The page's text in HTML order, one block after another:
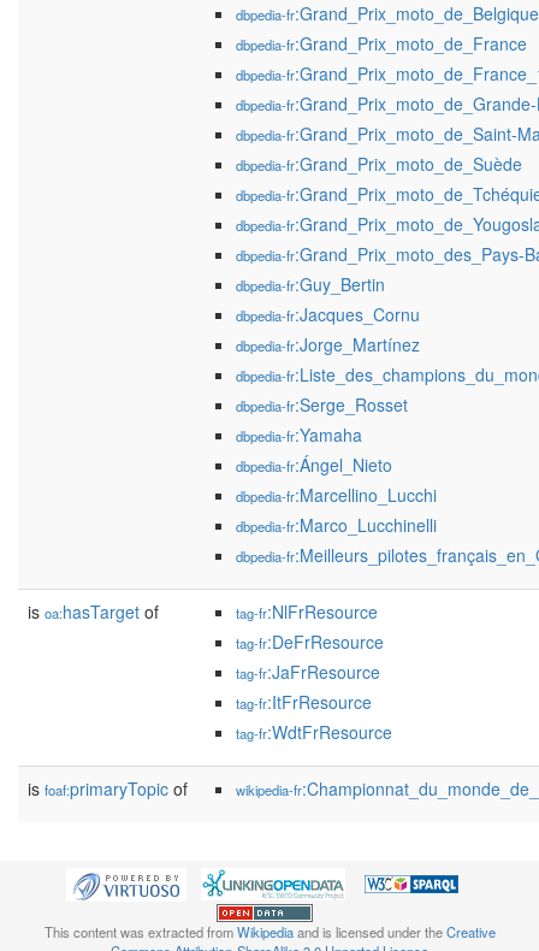
dbpedia-fr:Grand_Prix_moto_de_Belgique
dbpedia-fr:Grand_Prix_moto_de_France
dbpedia-fr
dbpedia-fr
dbpedia-fr:Grand_Prix_moto_de_Saint-
dbpedia-fr:Grand_Prix_moto_de_Suède
dbpedia-fr
dbpedia-fr
dbpedia-fr:Grand_Prix_moto_des_Pays-
dbpedia-fr:Guy_Bertin
dbpedia-fr:Jacques_Cornu
dbpedia-fr:Jorge_Martínez
dbpedia-fr
dbpedia-fr:Serge_Rosset
dbpedia-fr:Yamaha
dbpedia-fr:Ángel_Nieto
dbpedia-fr:Marcellino_Lucchi
dbpedia-fr:Marco_Lucchinelli
dbpedia-fr
is oa:hasTarget of tag-fr:NlFrResource
tag-fr:DeFrResource
tag-fr:JaFrResource
tag-fr:ItFrResource
tag-fr:WdtFrResource
is foaf:primaryTopic of wikipedia-fr
This content was extracted fromWikipediaand is licensed under theCreative